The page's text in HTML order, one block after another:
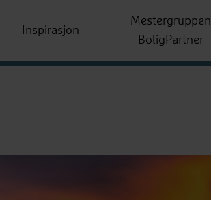
Inspirasjon
Mestergruppen
BoligPartner